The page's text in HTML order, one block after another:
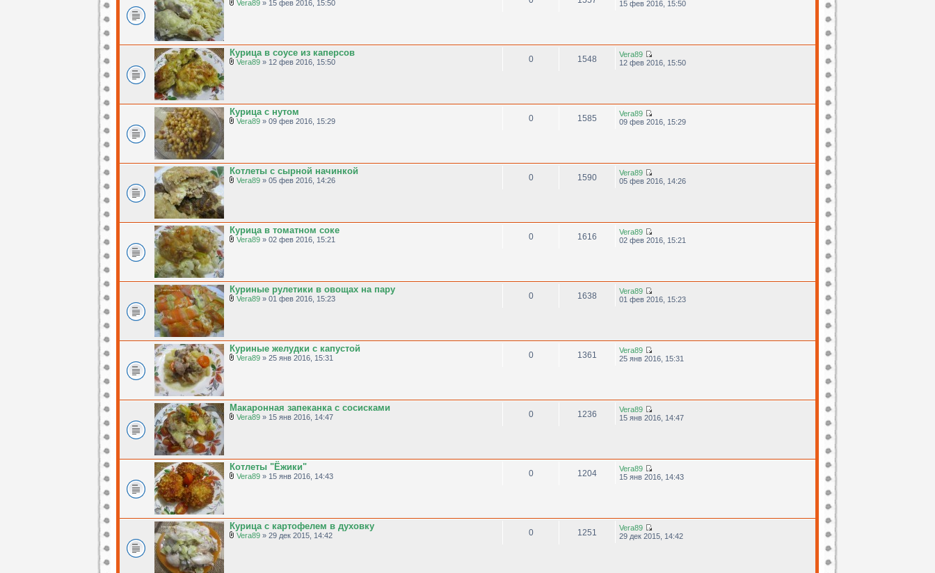
Vera89 » 15 фев 2016, 15:50
15 фев 2016, 15:50
Курица в соусе из каперсов
Vera89 » 12 фев 2016, 15:50 0 1548
Vera89
12 фев 2016, 15:50
Курица с нутом
Vera89 » 09 фев 2016, 15:29 0 1585
Vera89
09 фев 2016, 15:29
Котлеты с сырной начинкой
Vera89 » 05 фев 2016, 14:26 0 1590
Vera89
05 фев 2016, 14:26
Курица в томатном соке
Vera89 » 02 фев 2016, 15:21 0 1616
Vera89
02 фев 2016, 15:21
Куриные рулетики в овощах на пару
Vera89 » 01 фев 2016, 15:23 0 1638
Vera89
01 фев 2016, 15:23
Куриные желудки с капустой
Vera89 » 25 янв 2016, 15:31 0 1361
Vera89
25 янв 2016, 15:31
Макаронная запеканка с сосисками
Vera89 » 15 янв 2016, 14:47 0 1236
Vera89
15 янв 2016, 14:47
Котлеты "Ёжики"
Vera89 » 15 янв 2016, 14:43 0 1204
Vera89
15 янв 2016, 14:43
Курица с картофелем в духовку
Vera89 » 29 дек 2015, 14:42 0 1251
Vera89
29 дек 2015, 14:42